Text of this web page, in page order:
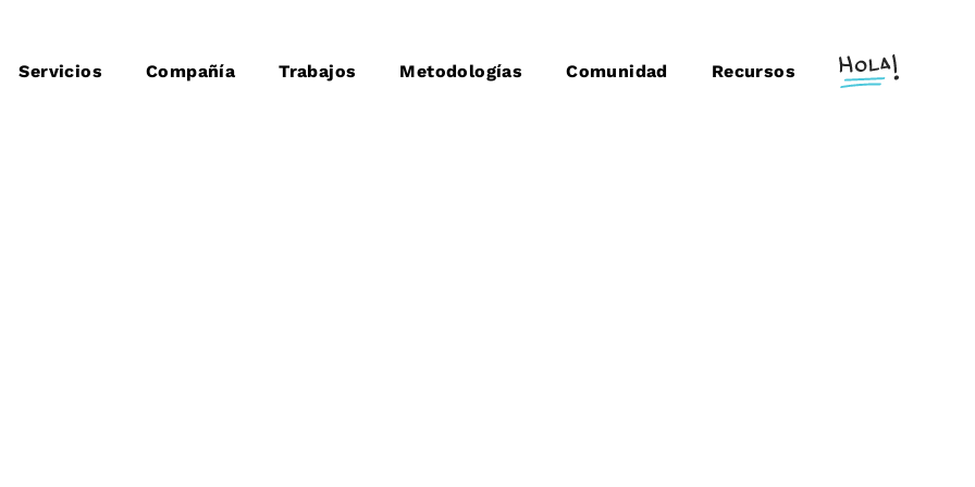
Servicios Compañía Trabajos Metodologías Comunidad Recursos